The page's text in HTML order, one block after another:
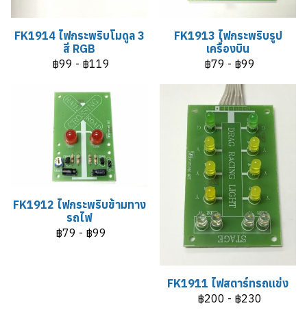
FK1914 ไฟกระพริบโมดูล 3
สี RGB
฿99 - ฿119
FK1913 ไฟกระพริบรูป
เครื่องบิน
฿79 - ฿99
FK1912 ไฟกระพริบข้ามทาง
รถไฟ
฿79 - ฿99
FK1911 ไฟสตาร์ทรถแข่ง
฿200 - ฿230